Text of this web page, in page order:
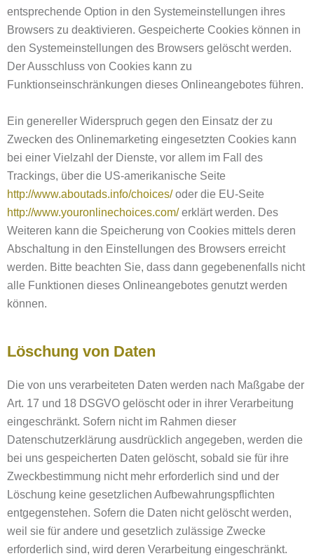
entsprechende Option in den Systemeinstellungen ihres
Browsers zu deaktivieren. Gespeicherte Cookies können in
den Systemeinstellungen des Browsers gelöscht werden.
Der Ausschluss von Cookies kann zu
Funktionseinschränkungen dieses Onlineangebotes führen.
Ein genereller Widerspruch gegen den Einsatz der zu
Zwecken des Onlinemarketing eingesetzten Cookies kann
bei einer Vielzahl der Dienste, vor allem im Fall des
Trackings, über die US-amerikanische Seite
http://www.aboutads.info/choices/oder die EU-Seite
http://www.youronlinechoices.com/erklärt werden. Des
Weiteren kann die Speicherung von Cookies mittels deren
Abschaltung in den Einstellungen des Browsers erreicht
werden. Bitte beachten Sie, dass dann gegebenenfalls nicht
alle Funktionen dieses Onlineangebotes genutzt werden
können.
Löschung von Daten
Die von uns verarbeiteten Daten werden nach Maßgabe der
Art. 17 und 18 DSGVO gelöscht oder in ihrer Verarbeitung
eingeschränkt. Sofern nicht im Rahmen dieser
Datenschutzerklärung ausdrücklich angegeben, werden die
bei uns gespeicherten Daten gelöscht, sobald sie für ihre
Zweckbestimmung nicht mehr erforderlich sind und der
Löschung keine gesetzlichen Aufbewahrungspflichten
entgegenstehen. Sofern die Daten nicht gelöscht werden,
weil sie für andere und gesetzlich zulässige Zwecke
erforderlich sind, wird deren Verarbeitung eingeschränkt.